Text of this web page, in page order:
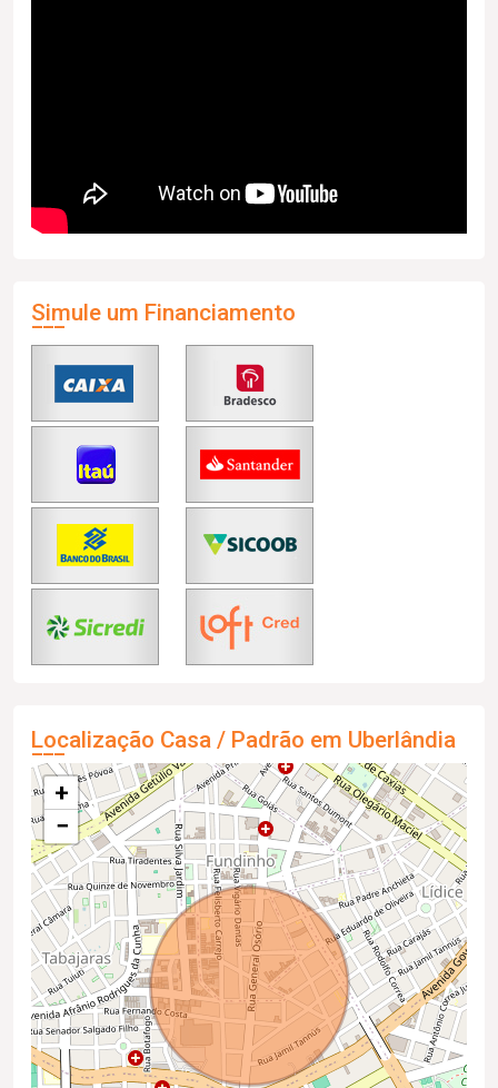
Simule um Financiamento
Localização Casa / Padrão em Uberlândia
+
−